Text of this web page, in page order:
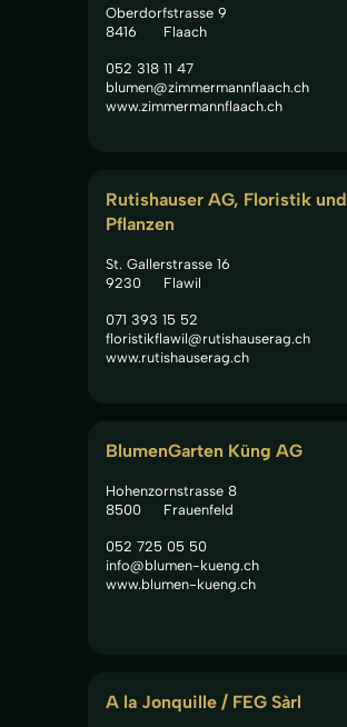
Oberdorfstrasse 9
8416
Flaach
052 318 11 47
blumen@zimmermannflaach.ch
www.zimmermannflaach.ch
Rutishauser AG, Floristik und
Pflanzen
St. Gallerstrasse 16
9230
Flawil
071 393 15 52
floristikflawil@rutishauserag.ch
www.rutishauserag.ch
BlumenGarten Küng AG
Hohenzornstrasse 8
8500
Frauenfeld
052 725 05 50
info@blumen-kueng.ch
www.blumen-kueng.ch
A la Jonquille / FEG Sàrl